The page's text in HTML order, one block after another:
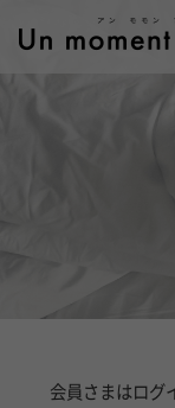
会員さまはログ